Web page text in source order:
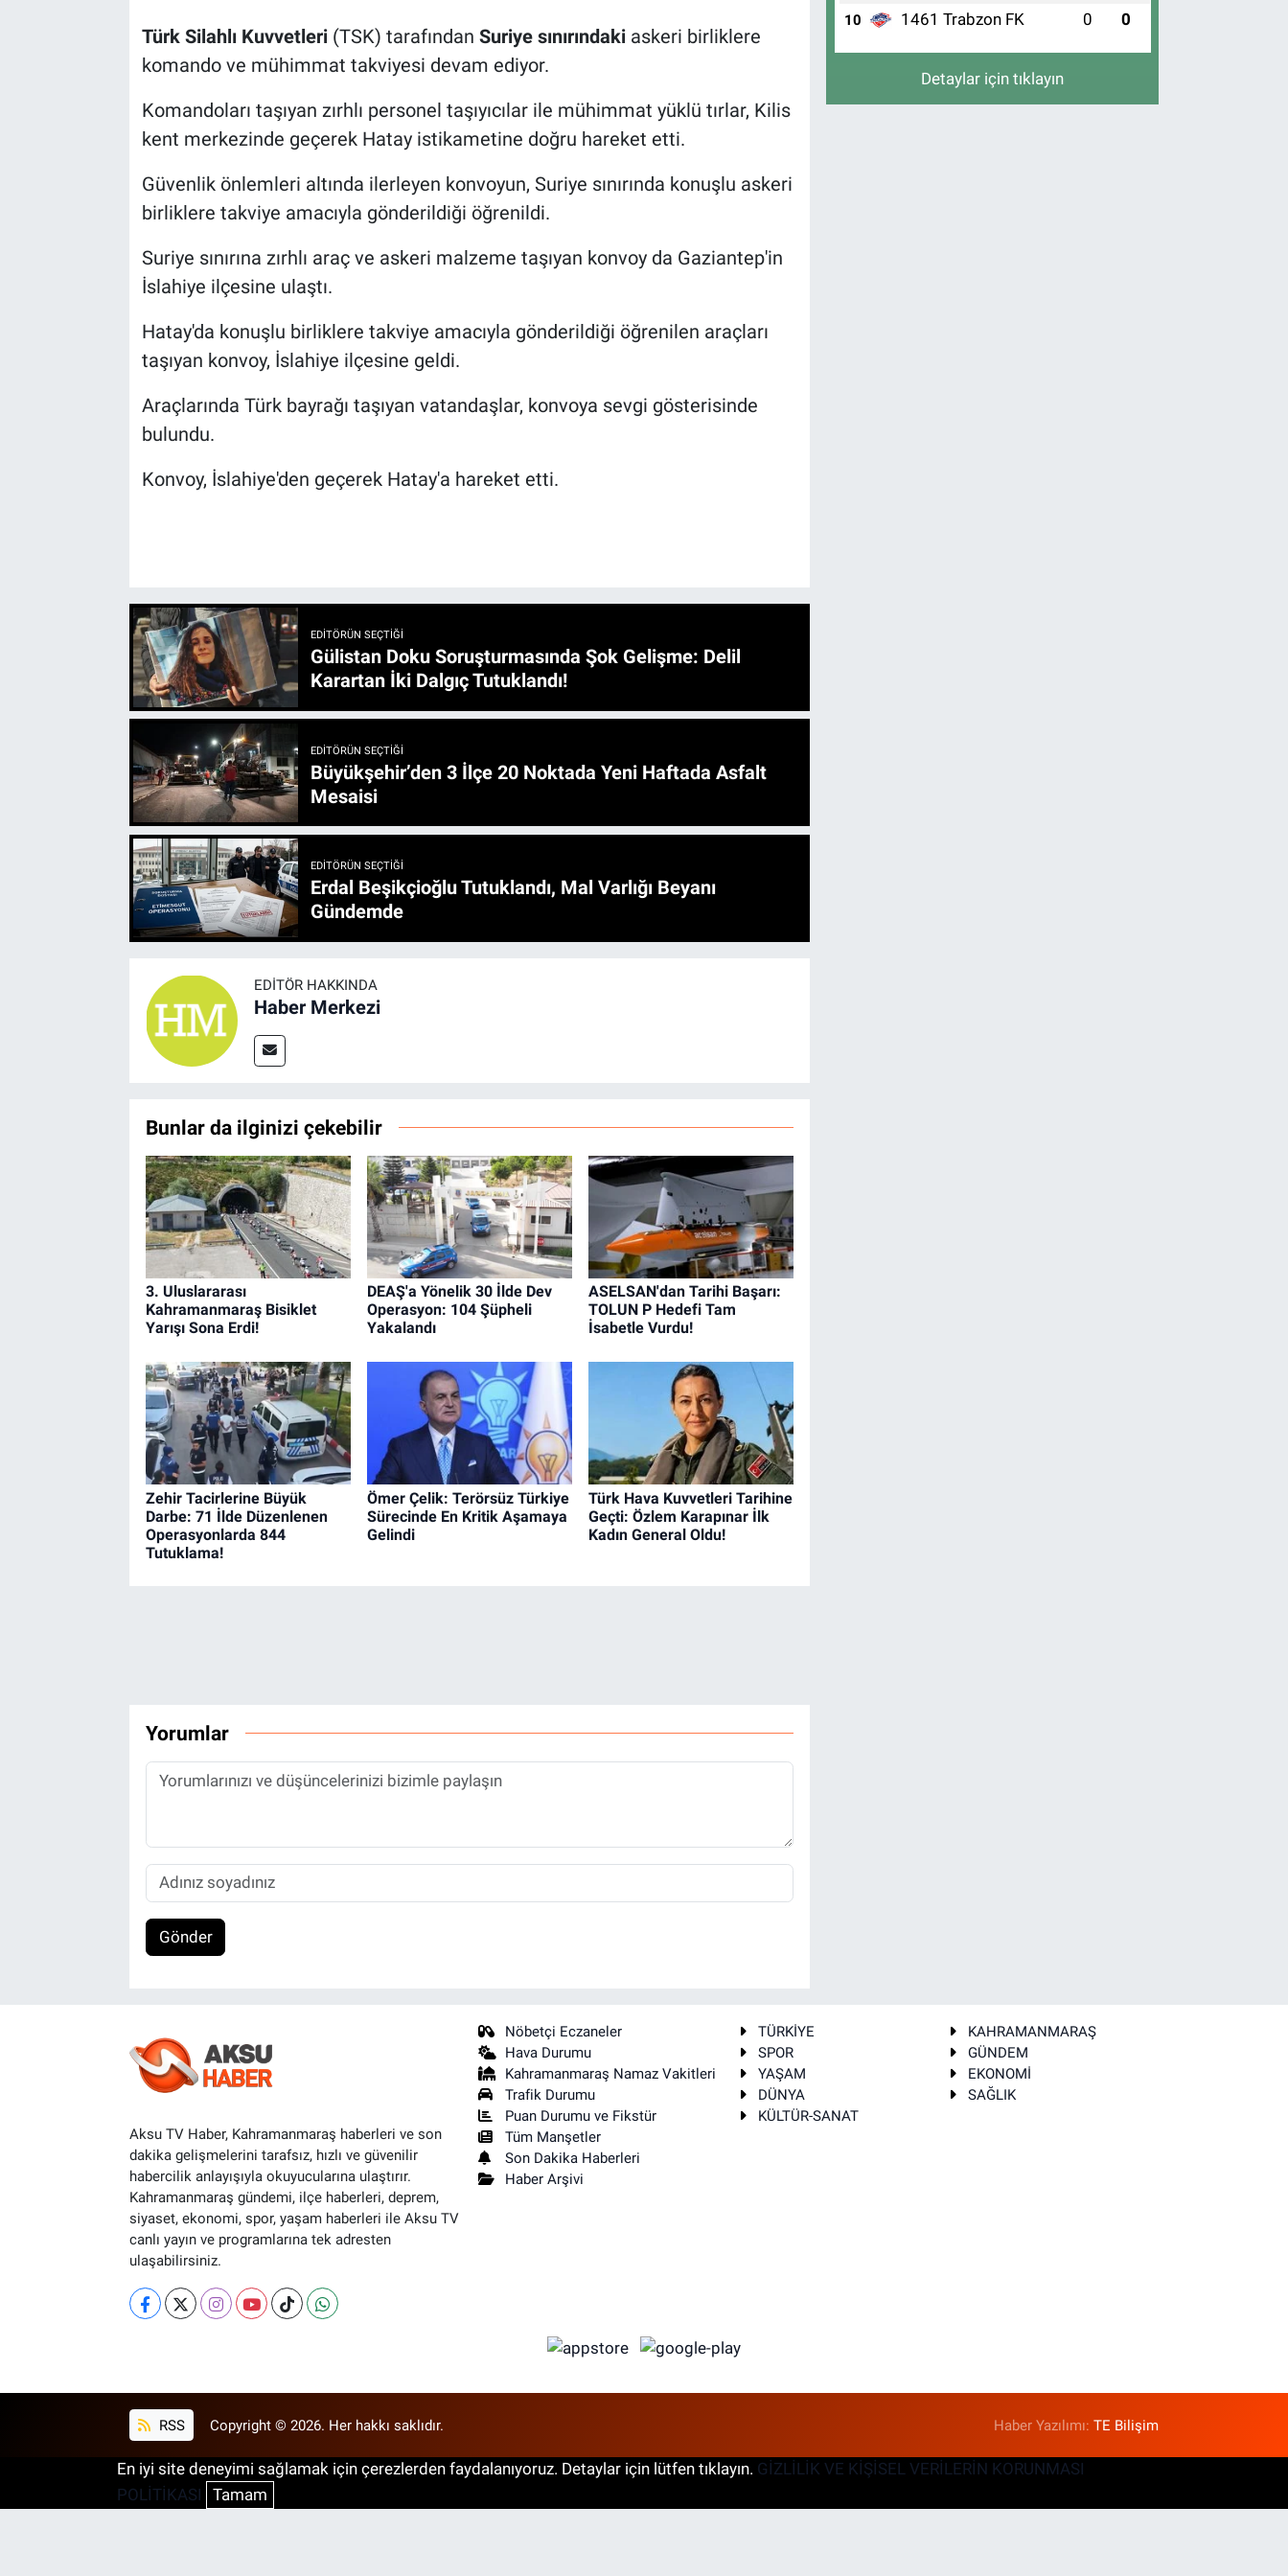
Türk Silahlı Kuvvetleri (TSK) tarafından Suriye sınırındaki askeri birliklere
komando ve mühimmat takviyesi devam ediyor.
Komandoları taşıyan zırhlı personel taşıyıcılar ile mühimmat yüklü tırlar, Kilis
kent merkezinde geçerek Hatay istikametine doğru hareket etti.
Güvenlik önlemleri altında ilerleyen konvoyun, Suriye sınırında konuşlu askeri
birliklere takviye amacıyla gönderildiği öğrenildi.
Suriye sınırına zırhlı araç ve askeri malzeme taşıyan konvoy da Gaziantep'in
İslahiye ilçesine ulaştı.
Hatay'da konuşlu birliklere takviye amacıyla gönderildiği öğrenilen araçları
taşıyan konvoy, İslahiye ilçesine geldi.
Araçlarında Türk bayrağı taşıyan vatandaşlar, konvoya sevgi gösterisinde
bulundu.
Konvoy, İslahiye'den geçerek Hatay'a hareket etti.
EDITÖRÜN SEÇTIĞI
Gülistan Doku Soruşturmasında Şok Gelişme: Delil
Karartan İki Dalgıç Tutuklandı!
EDITÖRÜN SEÇTIĞI
Büyükşehir’den 3 İlçe 20 Noktada Yeni Haftada Asfalt
Mesaisi
EDITÖRÜN SEÇTIĞI
Erdal Beşikçioğlu Tutuklandı, Mal Varlığı Beyanı
Gündemde
EDITÖR HAKKINDA
Haber Merkezi
Bunlar da ilginizi çekebilir
3. Uluslararası
Kahramanmaraş Bisiklet
Yarışı Sona Erdi!
DEAŞ'a Yönelik 30 İlde Dev
Operasyon: 104 Şüpheli
Yakalandı
ASELSAN'dan Tarihi Başarı:
TOLUN P Hedefi Tam
İsabetle Vurdu!
Zehir Tacirlerine Büyük
Darbe: 71 İlde Düzenlenen
Operasyonlarda 844
Tutuklama!
Ömer Çelik: Terörsüz Türkiye
Sürecinde En Kritik Aşamaya
Gelindi
Türk Hava Kuvvetleri Tarihine
Geçti: Özlem Karapınar İlk
Kadın General Oldu!
Yorumlar
Gönder
10 1461 Trabzon FK 0 0
Detaylar için tıklayın
Aksu TV Haber, Kahramanmaraş haberleri ve son
dakika gelişmelerini tarafsız, hızlı ve güvenilir
habercilik anlayışıyla okuyucularına ulaştırır.
Kahramanmaraş gündemi, ilçe haberleri, deprem,
siyaset, ekonomi, spor, yaşam haberleri ile Aksu TV
canlı yayın ve programlarına tek adresten
ulaşabilirsiniz.
Nöbetçi Eczaneler
Hava Durumu
Kahramanmaraş Namaz Vakitleri
Trafik Durumu
Puan Durumu ve Fikstür
Tüm Manşetler
Son Dakika Haberleri
Haber Arşivi
TÜRKİYE
KAHRAMANMARAŞ
SPOR
GÜNDEM
YAŞAM
EKONOMİ
DÜNYA
SAĞLIK
KÜLTÜR-SANAT
RSS Copyright © 2026. Her hakkı saklıdır. Haber Yazılımı:TE Bilişim
En iyi site deneyimi sağlamak için çerezlerden faydalanıyoruz. Detaylar için lütfen tıklayın. GİZLİLİK VE KİŞİSEL VERİLERİN KORUNMASI
POLİTİKASI
Tamam